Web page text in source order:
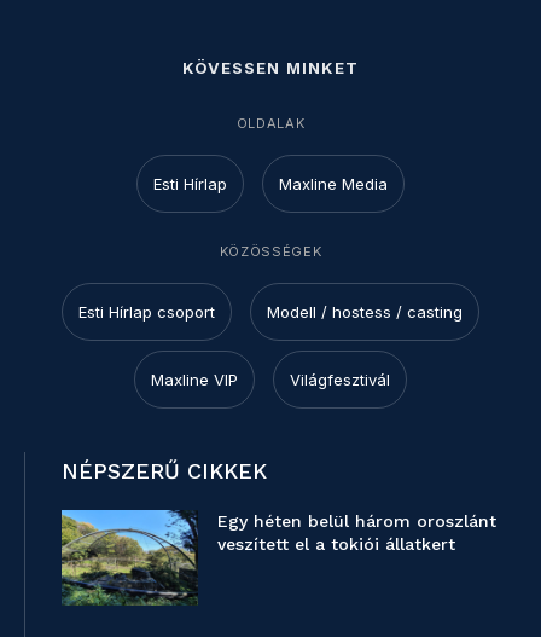
KÖVESSEN MINKET
OLDALAK
Esti Hírlap Maxline Media
KÖZÖSSÉGEK
Esti Hírlap csoport Modell / hostess / casting
Maxline VIP Világfesztivál
NÉPSZERŰ CIKKEK
Egy héten belül három oroszlánt
veszített el a tokiói állatkert